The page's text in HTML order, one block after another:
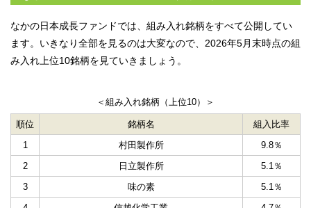
なかの日本成長ファンドでは、組み入れ銘柄をすべて公開してい
ます。いきなり全部を見るのは大変なので、 2026年5月末時点の組
み入れ上位10銘柄を見ていきましょう。
＜組み入れ銘柄（上位10）＞
順位 銘柄名
組入比率
1
村田製作所
9.8％
2
日立製作所
5.1％
3
味の素
5.1％